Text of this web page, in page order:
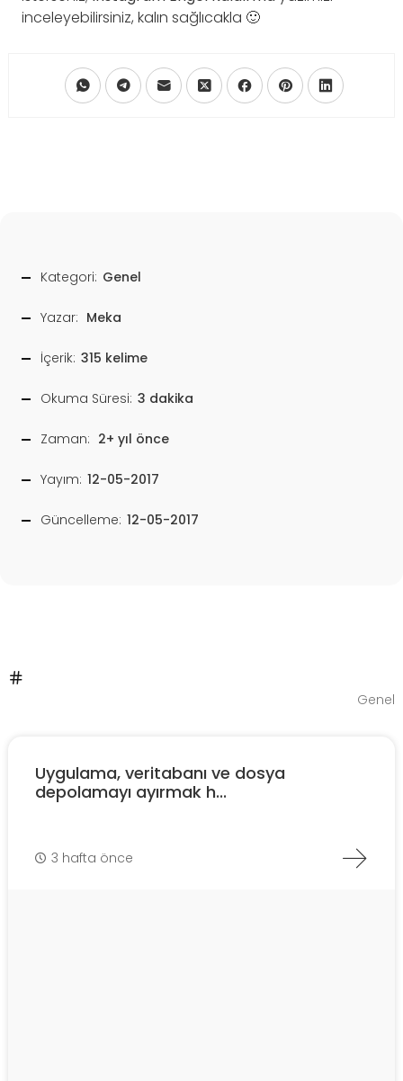
inceleyebilirsiniz, kalın sağlıcakla 🙂
Kategori: Genel
Yazar: Meka
İçerik: 315 kelime
Okuma Süresi: 3 dakika
Zaman: 2+ yıl önce
Yayım: 12-05-2017
Güncelleme: 12-05-2017
Genel
Uygulama, veritabanı ve dosya
depolamayı ayırmak h...
3 hafta önce